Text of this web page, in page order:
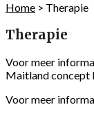
Home > Therapie
Therapie
Voor meer
Maitland concept
Voor meer